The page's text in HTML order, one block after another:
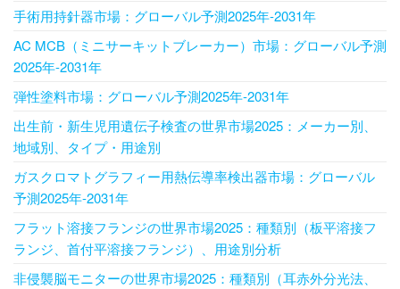
手術用持針器市場：グローバル予測2025年-2031年
AC MCB（ミニサーキットブレーカー）市場：グローバル予測
2025年-2031年
弾性塗料市場：グローバル予測2025年-2031年
出生前・新生児用遺伝子検査の世界市場2025：メーカー別、
地域別、タイプ・用途別
ガスクロマトグラフィー用熱伝導率検出器市場：グローバル
予測2025年-2031年
フラット溶接フランジの世界市場2025：種類別（板平溶接フ
ランジ、首付平溶接フランジ）、用途別分析
非侵襲脳モニターの世界市場2025：種類別（耳赤外分光法、